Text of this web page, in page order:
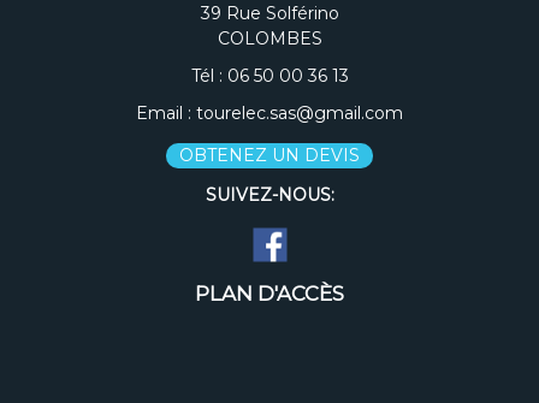
39 Rue Solférino
COLOMBES
Tél : 06 50 00 36 13
Email : tourelec.sas@gmail.com
OBTENEZ UN DEVIS
SUIVEZ-NOUS:
PLAN D'ACCÈS